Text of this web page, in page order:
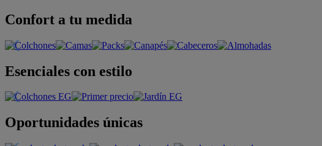
Confort a tu medida
Esenciales con estilo
Oportunidades únicas